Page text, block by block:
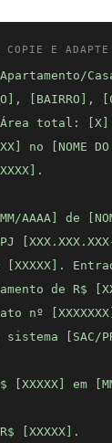
COPIE E ADAPTE
Apartamento/
Área total: [X]
no [NOME DO
AAAA] de
de R$
nº
[SAC/
em
[XXXXX].